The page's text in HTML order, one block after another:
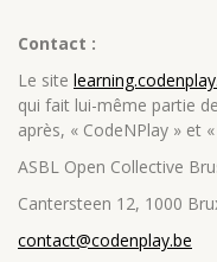
Contact :
Le site
qui fait lui-même partie
après, « CodeNPlay » et
ASBL Open Collective
Cantersteen 12, 1000
contact@codenplay.be